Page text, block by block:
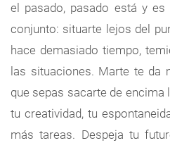
el pasado, pasado está y
conjunto: situarte lejos del
hace demasiado tiempo,
las situaciones. Marte te da
que sepas sacarte de encima
tu creatividad, tu
más tareas. Despeja tu